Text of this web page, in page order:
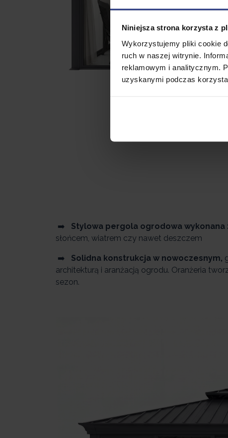
Niniejsza strona korzysta z
Wykorzystujemy pliki cookie
ruch w naszej witrynie.
reklamowym i analitycznym.
uzyskanymi podczas
➡️ Stylowa pergola ogrodowa
słońcem, wiatrem czy nawet deszczem
➡️ Solidna konstrukcja w nowoczesnym,
architekturą i aranżacją ogrodu. Oranżeria
sezon.